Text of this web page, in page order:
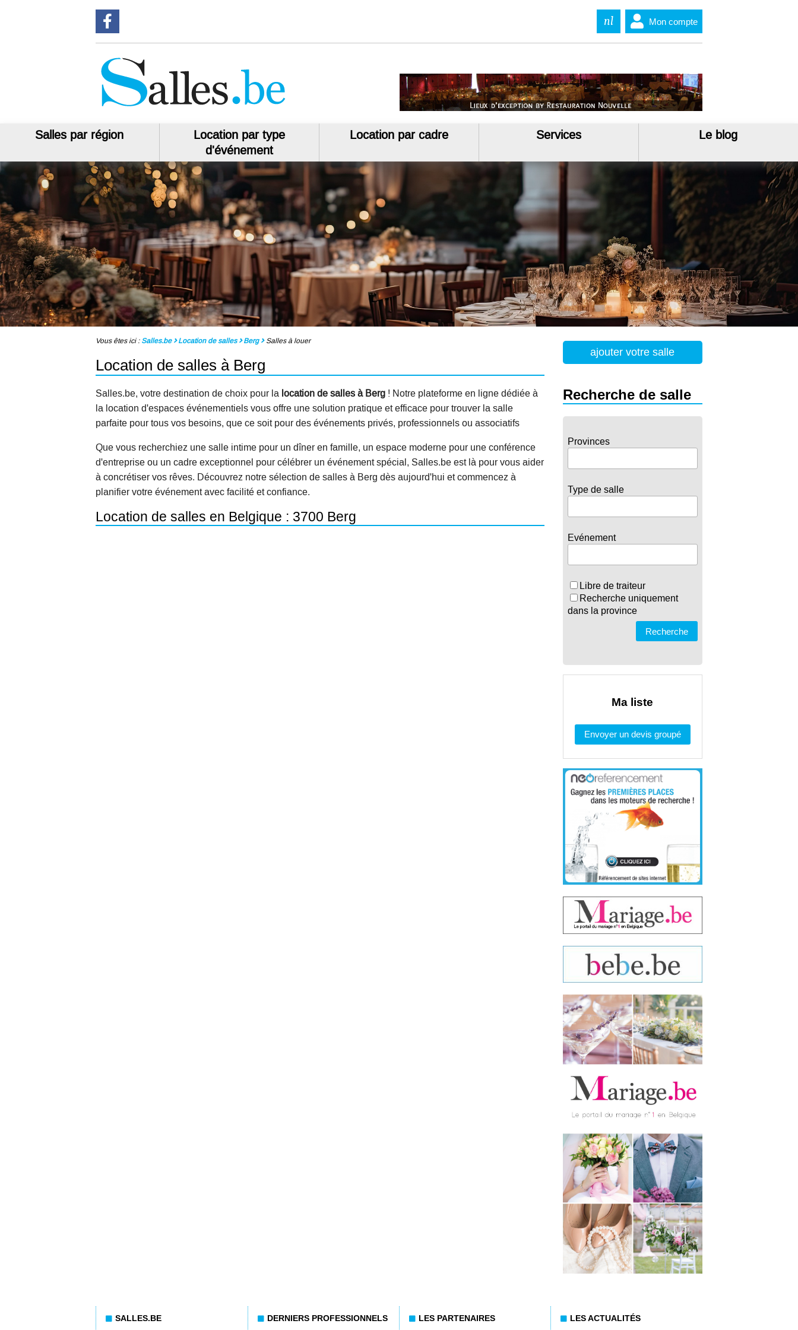
nl Mon compte
Salles par région
Location par type
d'événement
Location par cadre Services Le blog
Vous êtes ici : Salles.be Location de salles Berg Salles à louer
Location de salles à Berg
Salles.be, votre destination de choix pour la location de salles à Berg ! Notre plateforme en ligne dédiée à
la location d'espaces événementiels vous offre une solution pratique et efficace pour trouver la salle
parfaite pour tous vos besoins, que ce soit pour des événements privés, professionnels ou associatifs
Que vous recherchiez une salle intime pour un dîner en famille, un espace moderne pour une conférence
d'entreprise ou un cadre exceptionnel pour célébrer un événement spécial, Salles.be est là pour vous aider
à concrétiser vos rêves. Découvrez notre sélection de salles à Berg dès aujourd'hui et commencez à
planifier votre événement avec facilité et confiance.
Location de salles en Belgique : 3700 Berg
ajouter votre salle
Recherche de salle
Provinces
Type de salle
Evénement
Libre de traiteur
Recherche uniquement
dans la province
Recherche
Ma liste
Envoyer un devis groupé
SALLES.BE DERNIERS PROFESSIONNELS LES PARTENAIRES LES ACTUALITÉS